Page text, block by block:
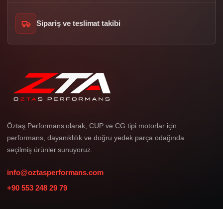
Sipariş ve teslimat takibi
Öztaş Performans olarak, CUP ve CG tipi motorlar için
performans, dayanıklılık ve doğru yedek parça odağında
seçilmiş ürünler sunuyoruz.
info@oztasperformans.com
+90 553 248 29 79